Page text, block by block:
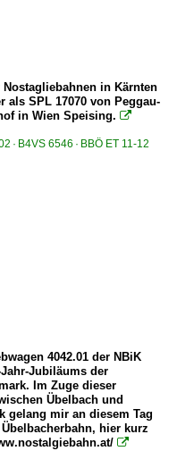
Nostagliebahnen in Kärnten
als SPL 17070 von Peggau-
in Wien Speising. 
· B4VS 6546 · BBÖ ET 11-12
4042.01 der NBiK
Jubiläums der
Im Zuge dieser
Übelbach und
gelang mir an diesem Tag
hier kurz
